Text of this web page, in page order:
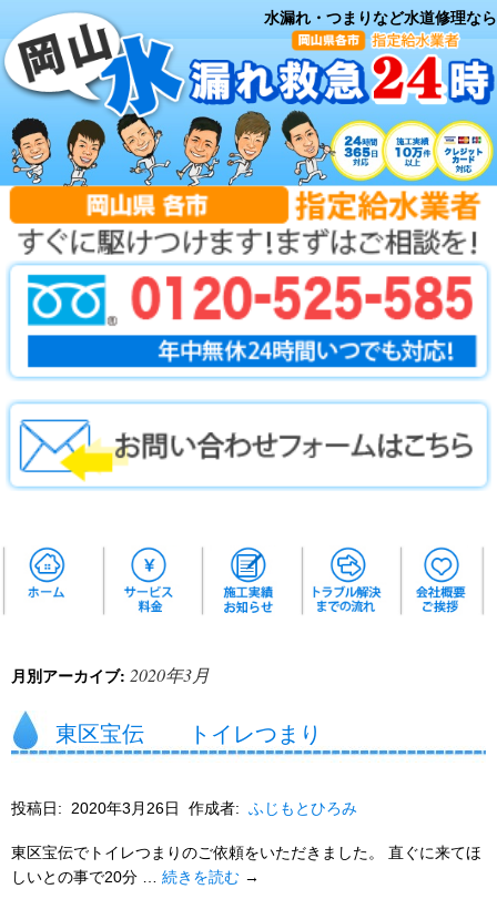
水漏れ・つまりなど水道修理なら
月別アーカイブ: 2020年3月
東区宝伝 トイレつまり
投稿日: 2020年3月26日 作成者: ふじもとひろみ
東区宝伝でトイレつまりのご依頼をいただきました。 直ぐに来てほ
しいとの事で20分 … 続きを読む →